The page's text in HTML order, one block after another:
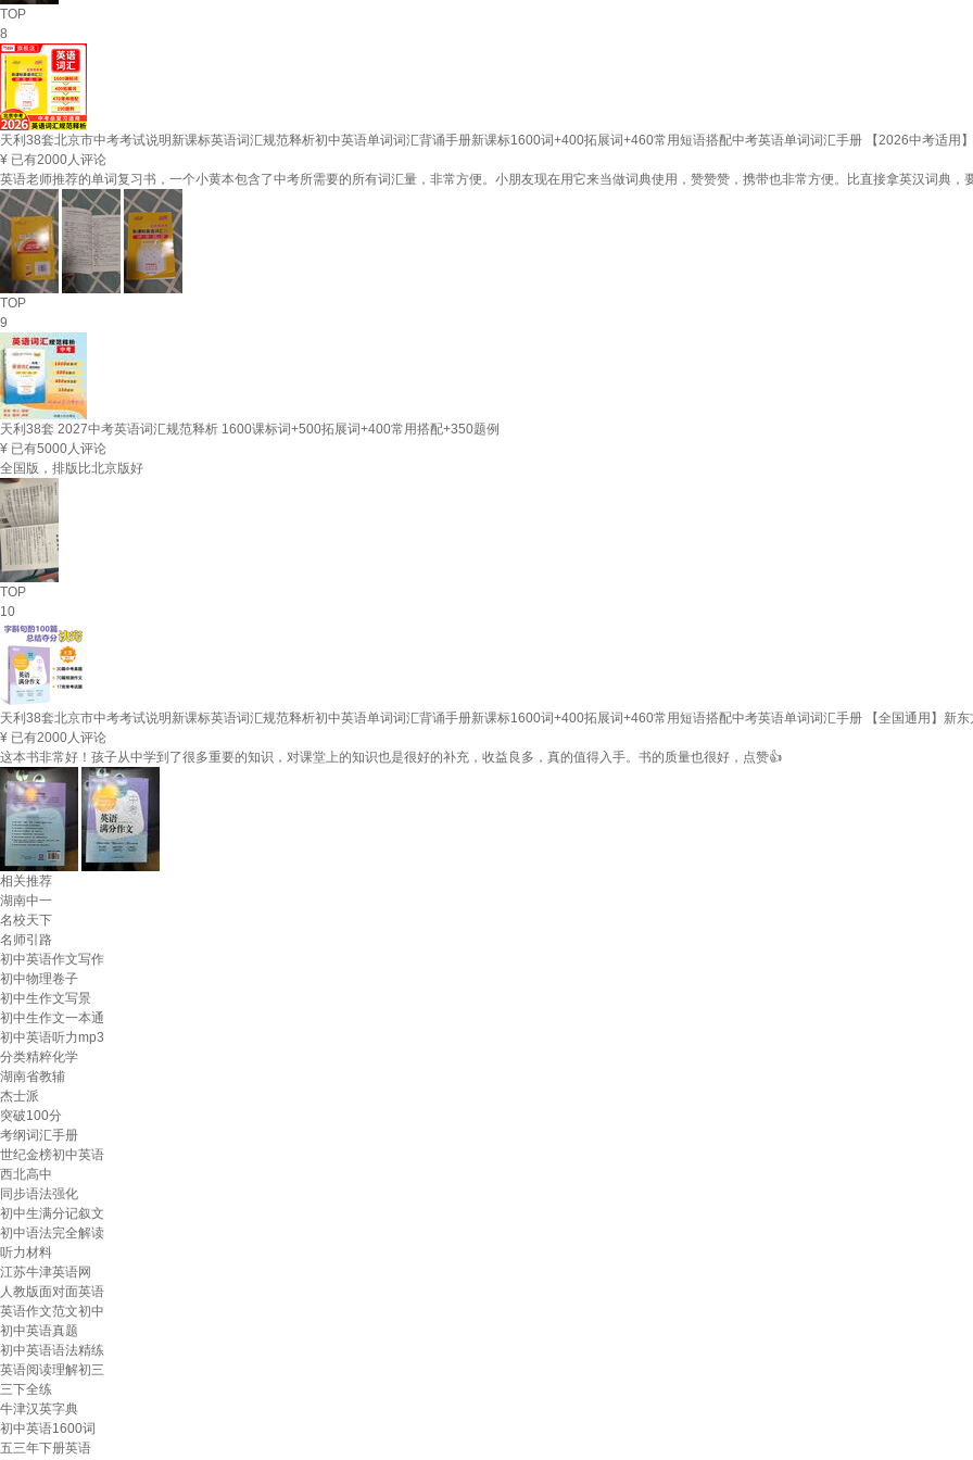
TOP
8
天利38套北京市中考考试说明新课标英语词汇规范释析初中英语单词词汇背诵手册新课标1600词+400拓展词+460常用短语搭配中考英语单词词汇手册 【2026中考适用
¥ 已有2000人评论
英语老师推荐的单词复习书，一个小黄本包含了中考所需要的所有词汇量，非常方便。小朋友现在用它来当做词典使用，赞赞赞，携带也非常方便。比直接拿英汉词典
TOP
9
天利38套 2027中考英语词汇规范释析 1600课标词+500拓展词+400常用搭配+350题例
¥ 已有5000人评论
全国版，排版比北京版好
TOP
10
天利38套北京市中考考试说明新课标英语词汇规范释析初中英语单词词汇背诵手册新课标1600词+400拓展词+460常用短语搭配中考英语单词词汇手册 【全国通用】新
¥ 已有2000人评论
这本书非常好！孩子从中学到了很多重要的知识，对课堂上的知识也是很好的补充，收益良多，真的值得入手。书的质量也很好，点赞👍
相关推荐
湖南中一
名校天下
名师引路
初中英语作文写作
初中物理卷子
初中生作文写景
初中生作文一本通
初中英语听力mp3
分类精粹化学
湖南省教辅
杰士派
突破100分
考纲词汇手册
世纪金榜初中英语
西北高中
同步语法强化
初中生满分记叙文
初中语法完全解读
听力材料
江苏牛津英语网
人教版面对面英语
英语作文范文初中
初中英语真题
初中英语语法精练
英语阅读理解初三
三下全练
牛津汉英字典
初中英语1600词
五三年下册英语